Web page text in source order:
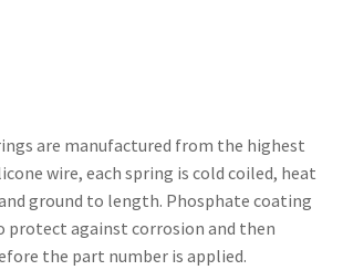
are manufactured from the highest
wire, each spring is cold coiled, heat
ground to length. Phosphate coating
protect against corrosion and then
the part number is applied.